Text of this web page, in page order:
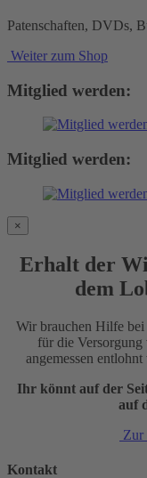
Patenschaften, DVDs,
Weiter zum Shop
Mitglied werden:
Mitglied werden:
×
Erhalt der
dem
Wir brauchen Hilfe bei
für die
angemessen
Ihr könnt auf der
auf
Zur
Kontakt